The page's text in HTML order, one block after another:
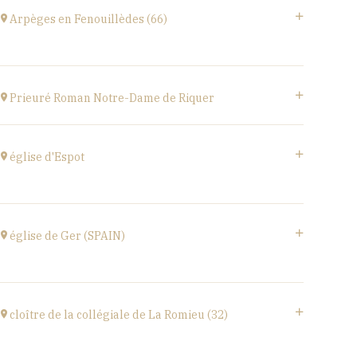
Le Château d’Ancy-le-Franc, 18 Place Clermont-
Tonnerre, 89160 Ancy-le-Franc
Arpèges en Fenouillèdes (66)
at18H00
Buy your tickets
Prieuré Roman Notre-Dame de Riquer
at 21H00
église d'Espot
SPAIN
at19H00
église de Ger (SPAIN)
Plaça d'Andreu Xandri, 17539 Ger (SPAIN)
at19H00
cloître de la collégiale de La Romieu (32)